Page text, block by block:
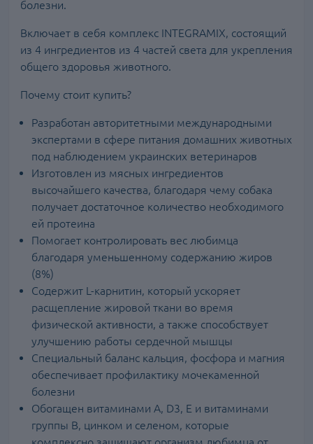
болезни.
Включает в себя комплекс INTEGRAMIX, состоящий
из 4 ингредиентов из 4 частей света для укрепления
общего здоровья животного.
Почему стоит купить?
Разработан авторитетными международными
экспертами в сфере питания домашних животных
под наблюдением украинских ветеринаров
Изготовлен из мясных ингредиентов
высочайшего качества, благодаря чему собака
получает достаточное количество необходимого
ей протеина
Помогает контролировать вес любимца
благодаря уменьшенному содержанию жиров
(8%)
Содержит L-карнитин, который ускоряет
расщепление жировой ткани во время
физической активности, а также способствует
улучшению работы сердечной мышцы
Специальный баланс кальция, фосфора и магния
обеспечивает профилактику мочекаменной
болезни
Обогащен витаминами А, D3, E и витаминами
группы В, цинком и селеном, которые